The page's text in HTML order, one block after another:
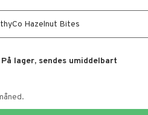
Hazelnut Bites
På lager, sendes umiddelbart